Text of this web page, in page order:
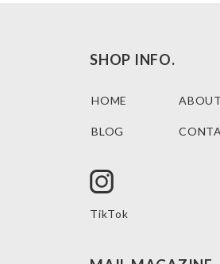
SHOP INFO.
HOME ABOUT
BLOG
TikTok